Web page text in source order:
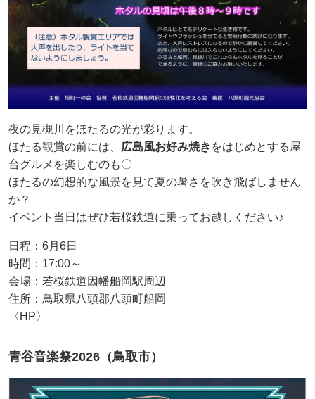
夜の見槻川をほたるの光が彩ります。
ほたる観賞の前には、 広島風お好み焼き をはじめとする屋
台グルメを楽しむのも〇
ほたるの幻想的な風景を見て夏の暑さを吹き飛ばしません
か？
イベント当日はぜひ若桜鉄道に乗ってお越しください♪
日程：6月6日
時間：17:00～
会場：若桜鉄道因幡船岡駅周辺
住所：鳥取県八頭郡八頭町船岡
〈HP〉
青谷音楽祭2026（鳥取市）